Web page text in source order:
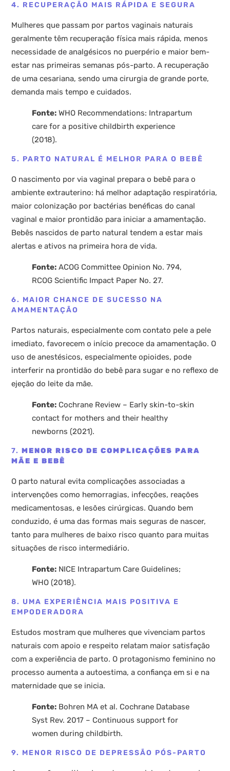
4. RECUPERAÇÃO MAIS RÁPIDA E SEGURA
Mulheres que passam por partos vaginais naturais
geralmente têm recuperação física mais rápida, menos
necessidade de analgésicos no puerpério e maior bem-
estar nas primeiras semanas pós-parto. A recuperação
de uma cesariana, sendo uma cirurgia de grande porte,
demanda mais tempo e cuidados.
Fonte: WHO Recommendations: Intrapartum
care for a positive childbirth experience
(2018).
5. PARTO NATURAL É MELHOR PARA O BEBÊ
O nascimento por via vaginal prepara o bebê para o
ambiente extrauterino: há melhor adaptação respiratória,
maior colonização por bactérias benéficas do canal
vaginal e maior prontidão para iniciar a amamentação.
Bebês nascidos de parto natural tendem a estar mais
alertas e ativos na primeira hora de vida.
Fonte: ACOG Committee Opinion No. 794,
RCOG Scientific Impact Paper No. 27.
6. MAIOR CHANCE DE SUCESSO NA
AMAMENTAÇÃO
Partos naturais, especialmente com contato pele a pele
imediato, favorecem o início precoce da amamentação. O
uso de anestésicos, especialmente opioides, pode
interferir na prontidão do bebê para sugar e no reflexo de
ejeção do leite da mãe.
Fonte: Cochrane Review – Early skin-to-skin
contact for mothers and their healthy
newborns (2021).
7.MENOR RISCO DE COMPLICAÇÕES PARA
MÃE E BEBÊ
O parto natural evita complicações associadas a
intervenções como hemorragias, infecções, reações
medicamentosas, e lesões cirúrgicas. Quando bem
conduzido, é uma das formas mais seguras de nascer,
tanto para mulheres de baixo risco quanto para muitas
situações de risco intermediário.
Fonte: NICE Intrapartum Care Guidelines;
WHO (2018).
8. UMA EXPERIÊNCIA MAIS POSITIVA E
EMPODERADORA
Estudos mostram que mulheres que vivenciam partos
naturais com apoio e respeito relatam maior satisfação
com a experiência de parto. O protagonismo feminino no
processo aumenta a autoestima, a confiança em si e na
maternidade que se inicia.
Fonte: Bohren MA et al. Cochrane Database
Syst Rev. 2017 – Continuous support for
women during childbirth.
9. MENOR RISCO DE DEPRESSÃO PÓS-PARTO